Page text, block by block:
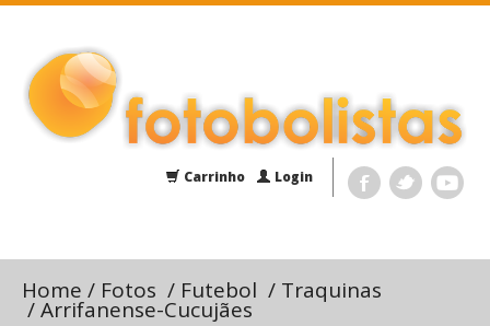
Carrinho Login
Home / Fotos / Futebol / Traquinas
/Arrifanense-Cucujães